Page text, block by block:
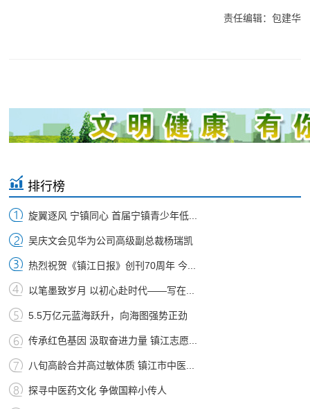
责任编辑：包建华
排行榜
旋翼逐风 宁镇同心 首届宁镇青少年低...
吴庆文会见华为公司高级副总裁杨瑞凯
热烈祝贺《镇江日报》创刊70周年 今...
以笔墨致岁月 以初心赴时代——写在...
5.5万亿元蓝海跃升，向海图强势正劲
传承红色基因 汲取奋进力量 镇江志愿...
八旬高龄合并高过敏体质 镇江市中医...
探寻中医药文化 争做国粹小传人